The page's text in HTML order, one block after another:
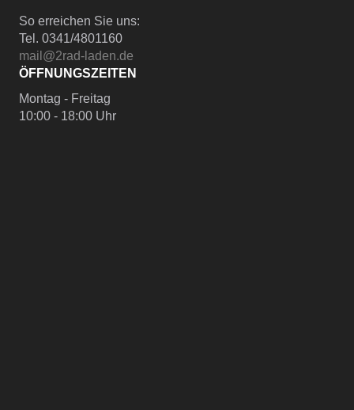
So erreichen Sie uns:
Tel. 0341/4801160
mail@2rad-laden.de
ÖFFNUNGSZEITEN
Montag - Freitag
10:00 - 18:00 Uhr